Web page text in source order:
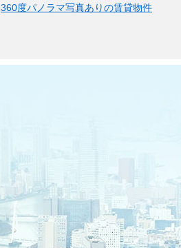
360度パノラマ写真ありの賃貸物件